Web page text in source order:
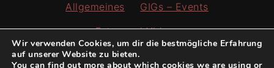
Allgemeines
GIGs – Events
Fotos und Videos
Wir verwenden Cookies, um dir die bestmögliche Erfahrung
auf unserer Website zu bieten.
You can find out more about which cookies we are using or